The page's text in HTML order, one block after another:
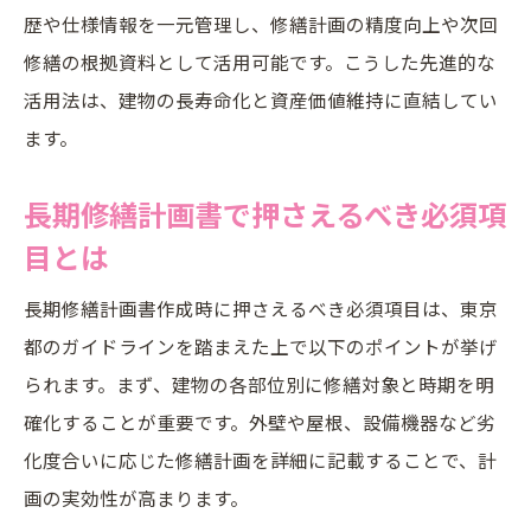
歴や仕様情報を一元管理し、修繕計画の精度向上や次回
修繕の根拠資料として活用可能です。こうした先進的な
活用法は、建物の長寿命化と資産価値維持に直結してい
ます。
長期修繕計画書で押さえるべき必須項
目とは
長期修繕計画書作成時に押さえるべき必須項目は、東京
都のガイドラインを踏まえた上で以下のポイントが挙げ
られます。まず、建物の各部位別に修繕対象と時期を明
確化することが重要です。外壁や屋根、設備機器など劣
化度合いに応じた修繕計画を詳細に記載することで、計
画の実効性が高まります。